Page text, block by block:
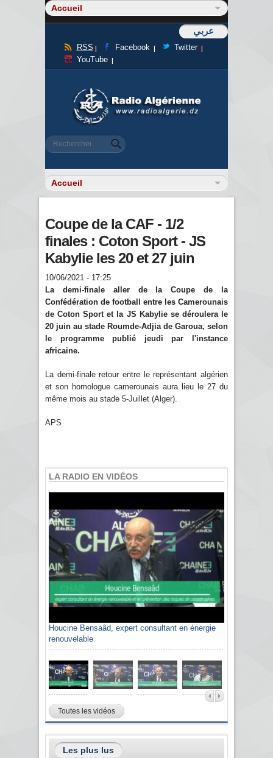
عربي
RSS Facebook
Twitter
YouTube
Formulaire de recherche
Rechercher
Coupe de la CAF - 1/2
finales : Coton Sport - JS
Kabylie les 20 et 27 juin
10/06/2021 - 17:25
La demi-finale aller de la Coupe de la
Confédération de football entre les Camerounais
de Coton Sport et la JS Kabylie se déroulera le
20 juin au stade Roumde-Adjia de Garoua, selon
le programme publié jeudi par l'instance
africaine.
La demi-finale retour entre le représentant algérien
et son homologue camerounais aura lieu le 27 du
même mois au stade 5-Juillet (Alger).
APS
LA RADIO EN VIDÉOS
Houcine Bensaâd, expert consultant en énergie
renouvelable
Toutes les vidéos
Les plus lus